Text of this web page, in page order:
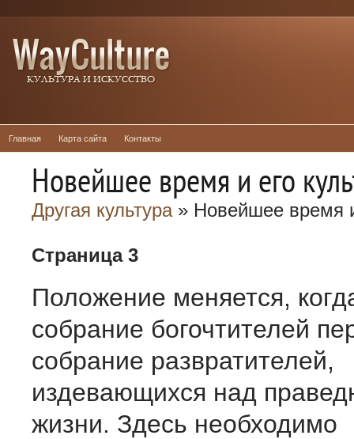
Главная Карта сайта Контакты
Новейшее время и его
Другая культура» Новейшее время и
Страница 3
Положение меняется,
собрание богочтителей
собрание развратителей,
издевающихся над
жизни. Здесь необходимо